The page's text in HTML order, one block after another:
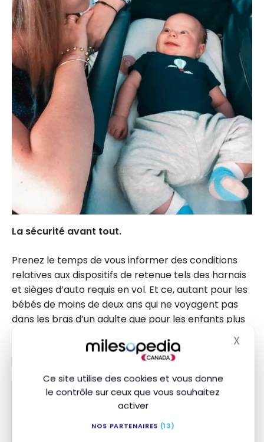
Ce site utilise des cookies et vous donne
le contrôle sur ceux que vous souhaitez
activer
NOS PARTENAIRES (13)
X
La sécurité avant tout.
Prenez le temps de vous informer des conditions
relatives aux dispositifs de retenue tels des harnais
et sièges d’auto requis en vol. Et ce, autant pour les
bébés de moins de deux ans qui ne voyagent pas
dans les bras d’un adulte que pour les enfants plus
âgés. Les parents ont la responsabilité de s’équiper
de ces dispositifs. qui plus est, doivent porter le
sceau approuvé par Transport Canada.
Les tarifs
Selon les compagnies aériennes et les destinations,